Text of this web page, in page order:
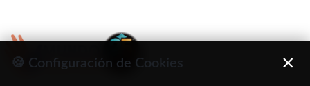
🍪 Configuración de Cookies ×